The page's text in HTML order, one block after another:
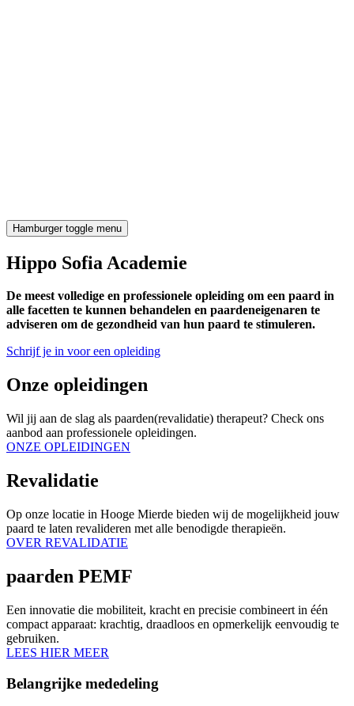
Hamburger toggle menu
Hippo Sofia Academie
De meest volledige en professionele opleiding om een paard in
alle facetten te kunnen behandelen en paardeneigenaren te
adviseren om de gezondheid van hun paard te stimuleren.
Schrijf je in voor een opleiding
Onze opleidingen
Wil jij aan de slag als paarden(revalidatie) therapeut? Check ons
aanbod aan professionele opleidingen.
ONZE OPLEIDINGEN
Revalidatie
Op onze locatie in Hooge Mierde bieden wij de mogelijkheid jouw
paard te laten revalideren met alle benodigde therapieën.
OVER REVALIDATIE
paarden PEMF
Een innovatie die mobiliteit, kracht en precisie combineert in één
compact apparaat: krachtig, draadloos en opmerkelijk eenvoudig te
gebruiken.
LEES HIER MEER
Belangrijke mededeling